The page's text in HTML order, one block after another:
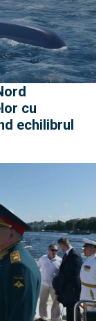
cu
echilibrul